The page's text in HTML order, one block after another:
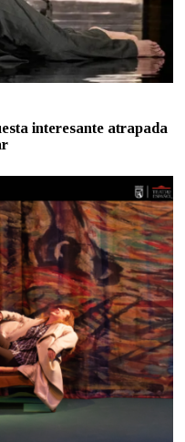
interesante atrapada